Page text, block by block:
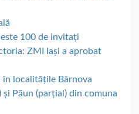
100 de invitați
ZMI Iași a aprobat
în localitățile Bârnova
Păun (parțial) din comuna